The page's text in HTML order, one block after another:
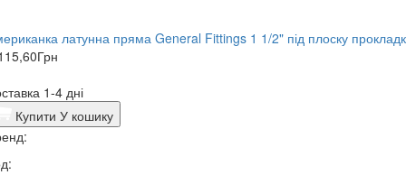
латунна пряма General Fittings 1 1/2" під плоску
Грн
1-4 дні
Купити У кошику